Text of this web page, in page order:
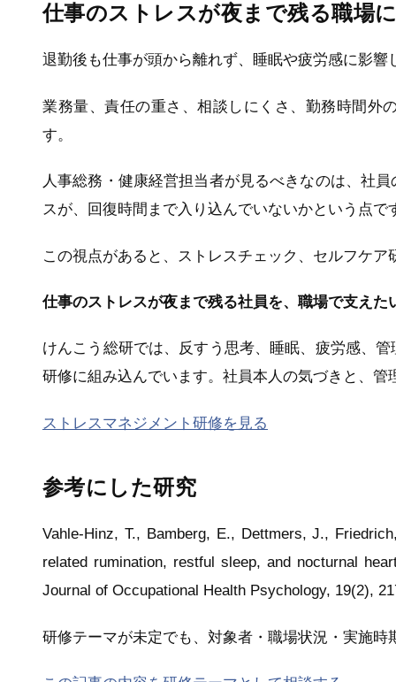
仕事のストレスが夜まで残る職場
退勤後も仕事が頭から離れず、睡眠や疲労感に影
業務量、責任の重さ、相談しにくさ、勤務時間外
す。
人事総務・健康経営担当者が見るべきなのは、社
スが、回復時間まで入り込んでいないかという点で
この視点があると、ストレスチェック、セルフケ
仕事のストレスが夜まで残る社員を、職場で支えた
けんこう総研では、反すう思考、睡眠、疲労感、
研修に組み込んでいます。社員本人の気づきと、
ストレスマネジメント研修を見る
参考にした研究
Vahle-Hinz, T., Bamberg, E., Dettmers, J.,
related rumination, restful sleep, and nocturnal
Journal of Occupational Health Psychology, 19(2),
研修テーマが未定でも、対象者・職場状況・実施時